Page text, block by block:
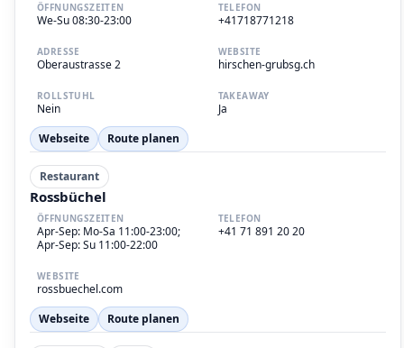
ÖFFNUNGSZEITEN
We-Su 08:30-23:00
TELEFON
+41718771218
ADRESSE
Oberaustrasse 2
WEBSITE
hirschen-grubsg.ch
ROLLSTUHL
Nein
TAKEAWAY
Ja
Webseite
Route planen
Restaurant
Rossbüchel
ÖFFNUNGSZEITEN
Apr-Sep: Mo-Sa 11:00-23:00;
Apr-Sep: Su 11:00-22:00
TELEFON
+41 71 891 20 20
WEBSITE
rossbuechel.com
Webseite
Route planen